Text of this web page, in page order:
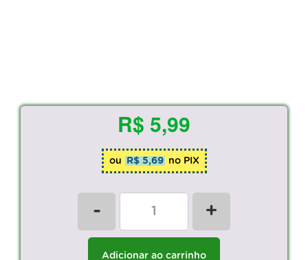
R$ 5,99
ou R$ 5,69 no PIX
- +
Adicionar ao carrinho